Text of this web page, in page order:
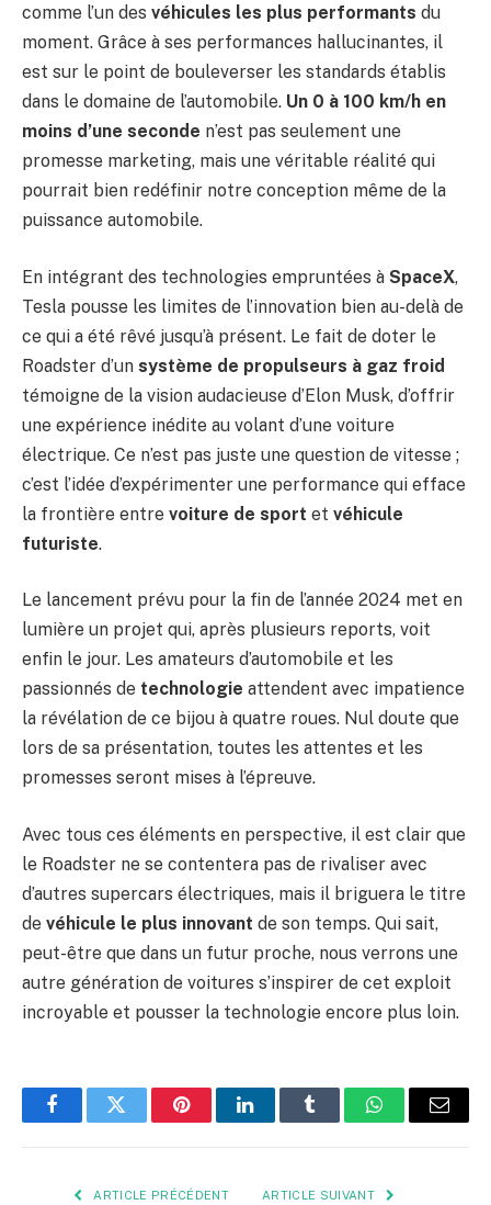
comme l’un des véhicules les plus performants du
moment. Grâce à ses performances hallucinantes, il
est sur le point de bouleverser les standards établis
dans le domaine de l’automobile. Un 0 à 100 km/h en
moins d’une seconde n’est pas seulement une
promesse marketing, mais une véritable réalité qui
pourrait bien redéfinir notre conception même de la
puissance automobile.
En intégrant des technologies empruntées à SpaceX,
Tesla pousse les limites de l’innovation bien au-delà de
ce qui a été rêvé jusqu’à présent. Le fait de doter le
Roadster d’un système de propulseurs à gaz froid
témoigne de la vision audacieuse d’Elon Musk, d’offrir
une expérience inédite au volant d’une voiture
électrique. Ce n’est pas juste une question de vitesse ;
c’est l’idée d’expérimenter une performance qui efface
la frontière entre voiture de sport et véhicule
futuriste.
Le lancement prévu pour la fin de l’année 2024 met en
lumière un projet qui, après plusieurs reports, voit
enfin le jour. Les amateurs d’automobile et les
passionnés de technologie attendent avec impatience
la révélation de ce bijou à quatre roues. Nul doute que
lors de sa présentation, toutes les attentes et les
promesses seront mises à l’épreuve.
Avec tous ces éléments en perspective, il est clair que
le Roadster ne se contentera pas de rivaliser avec
d’autres supercars électriques, mais il briguera le titre
de véhicule le plus innovant de son temps. Qui sait,
peut-être que dans un futur proche, nous verrons une
autre génération de voitures s’inspirer de cet exploit
incroyable et pousser la technologie encore plus loin.
FacebookTwitter PinterestLinkedInTumblr WhatsApp
E-
ARTICLE PRÉCÉDENT ARTICLE SUIVANT